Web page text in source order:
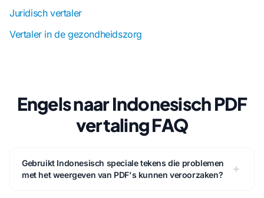
Juridisch vertaler
Vertaler in de gezondheidszorg
Engels naar Indonesisch PDF
vertaling FAQ
Gebruikt Indonesisch speciale tekens die problemen
met het weergeven van PDF's kunnen veroorzaken?